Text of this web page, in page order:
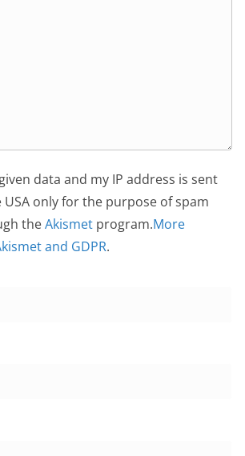
data and my IP address is sent
only for the purpose of spam
theAkismet program.More
and GDPR.